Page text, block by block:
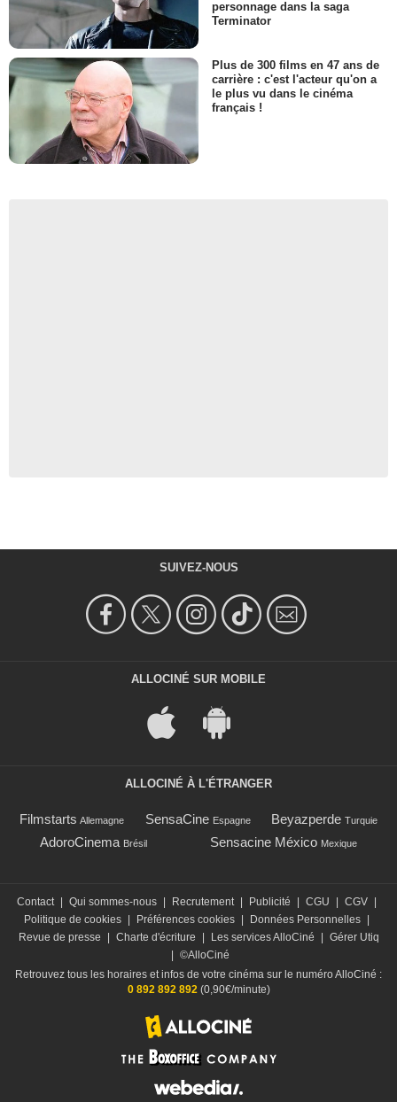
personnage dans la saga
Terminator
Plus de 300 films en 47 ans de
carrière : c'est l'acteur qu'on a
le plus vu dans le cinéma
français !
SUIVEZ-NOUS
ALLOCINÉ SUR MOBILE
ALLOCINÉ À L'ÉTRANGER
Filmstarts Allemagne SensaCine Espagne Beyazperde Turquie
AdoroCinema Brésil Sensacine México Mexique
Contact Qui sommes-nous Recrutement Publicité CGU CGV
Politique de cookies
Préférences cookies Données Personnelles
Revue de presse
Charte d'écriture Les services AlloCiné
Gérer Utiq
©AlloCiné
Retrouvez tous les horaires et infos de votre cinéma sur le numéro AlloCiné :
0 892 892 892(0,90€/minute)